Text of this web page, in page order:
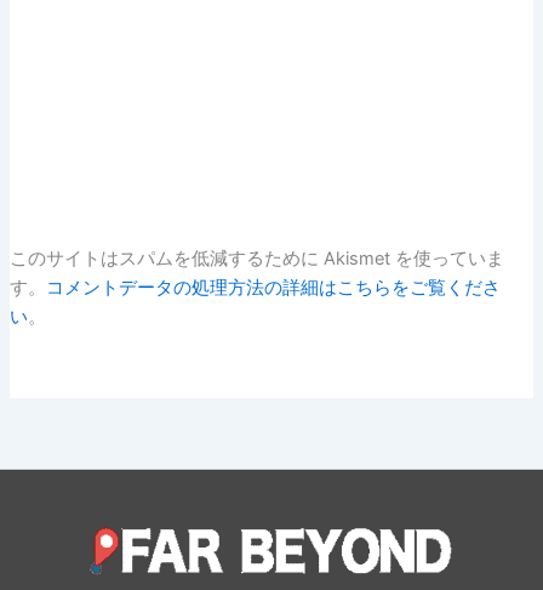
このサイトはスパムを低減するために Akismet を使っていま
す。
コメントデータの処理方法の詳細はこちらをご覧くださ
い。